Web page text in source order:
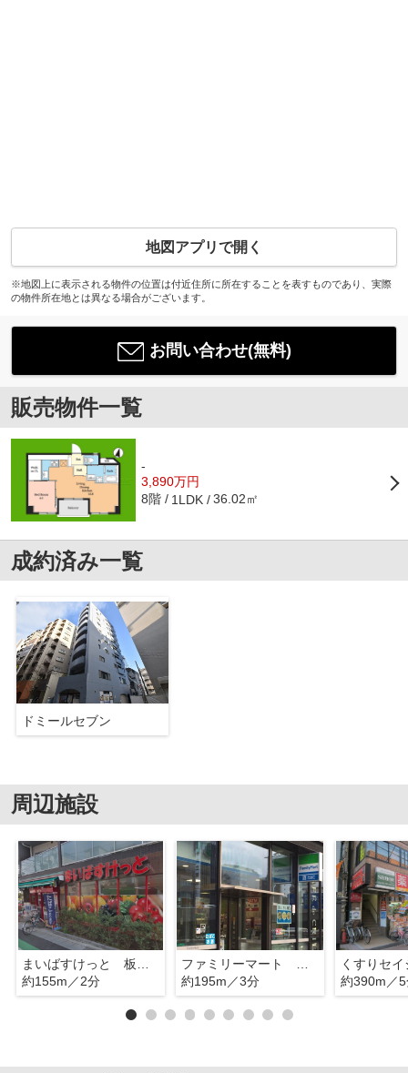
地図アプリで開く
※地図上に表示される物件の位置は付近住所に所在することを表すものであり、実際
の物件所在地とは異なる場合がございます。
お問い合わせ(無料)
販売物件一覧
-
3,890万円
8階 1LDK 36.02㎡
成約済み一覧
ドミールセブン
周辺施設
まいばすけっと 板橋宿店
約155m／2分
ファミリーマート 板橋三丁目店
約195m／3分
約390m／